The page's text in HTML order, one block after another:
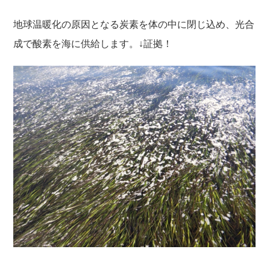
地球温暖化の原因となる炭素を体の中に閉じ込め、光合
成で酸素を海に供給します。↓証拠！